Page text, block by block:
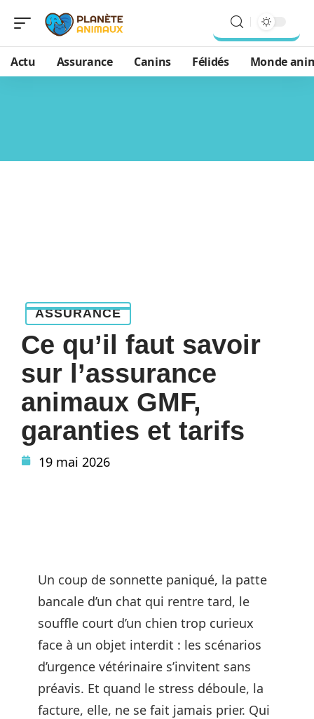
Actu Assurance Canins Félidés Monde
ASSURANCE
Ce qu’il faut savoir
sur l’assurance
animaux GMF,
garanties et tarifs
19 mai 2026
Un coup de sonnette paniqué, la patte
bancale d’un chat qui rentre tard, le
souffle court d’un chien trop curieux
face à un objet interdit : les scénarios
d’urgence vétérinaire s’invitent sans
préavis. Et quand le stress déboule, la
facture, elle, ne se fait jamais prier. Qui